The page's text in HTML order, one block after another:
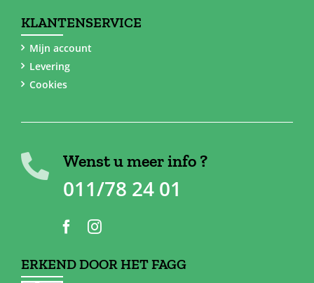
KLANTENSERVICE
Mijn account
Levering
Cookies
Wenst u meer info ?
011/78 24 01
ERKEND DOOR HET FAGG